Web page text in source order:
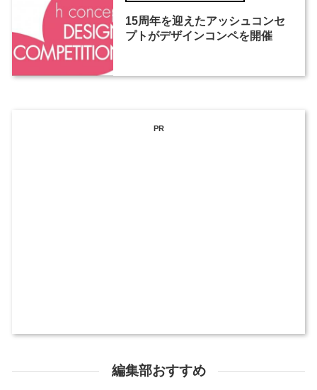
15周年を迎えたアッシュコンセ
プトがデザインコンペを開催
PR
編集部おすすめ